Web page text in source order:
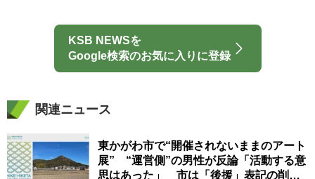
KSB NEWSを
Google検索のお気に入りに登録
関連ニュース
東かがわ市で“開催されないままのアート
展” “運営側”の男性が反論「活動する意
思はあった」 市は「後援」表記の削除